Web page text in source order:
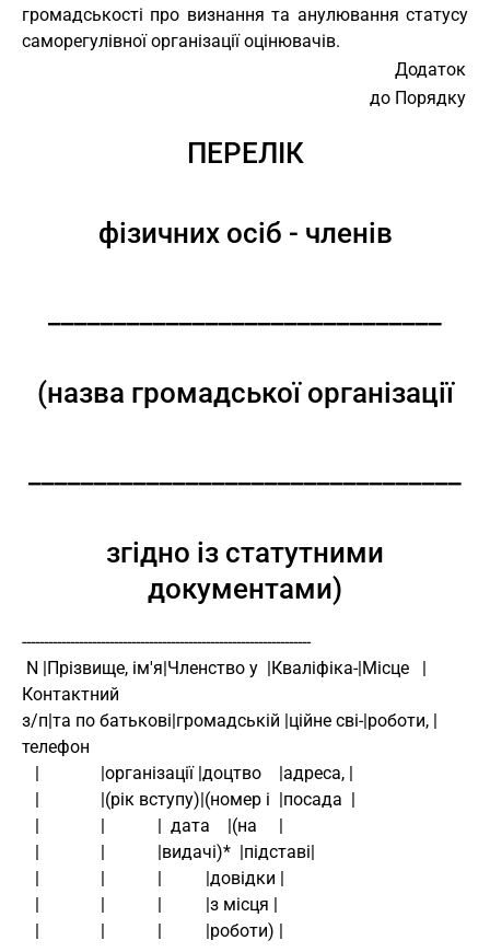
громадськості про визнання та анулювання статусу
саморегулівної організації оцінювачів.
Додаток
до Порядку
ПЕРЕЛІК
фізичних осіб - членів
(назва громадської організації
згідно із статутними
документами)
------------------------------------------------------------------
Контактний
з/п|та по батькові|громадській |ційне сві-|роботи, |
телефон
   |              |організації |доцтво    |адреса, |
   |              |(рік вступу)|(номер і  |посада  |
   |              |            |  дата    |(на     |
   |              |            |видачі)*  |підставі|
   |              |            |          |довідки |
   |              |            |          |з місця |
   |              |            |          |роботи) |